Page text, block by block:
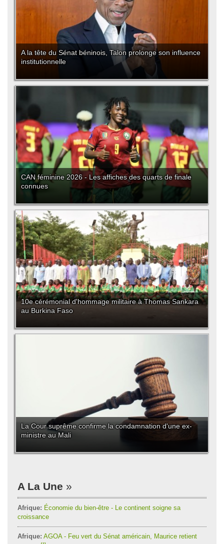
A la tête du Sénat béninois, Talon prolonge son influence
institutionnelle
CAN féminine 2026 - Les affiches des quarts de finale
connues
10e cérémonial d'hommage militaire à Thomas Sankara
au Burkina Faso
La Cour suprême confirme la condamnation d'une ex-
ministre au Mali
A La Une
Afrique: Économie du bien-être - Le continent soigne sa
croissance
Afrique: AGOA - Feu vert du Sénat américain, Maurice retient